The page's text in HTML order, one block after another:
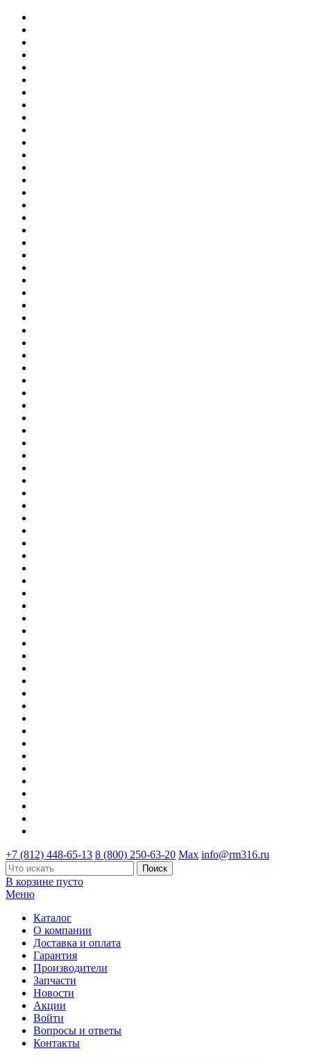
+7 (812) 448-65-13 8 (800) 250-63-20 Max info@rm316.ru
В корзине пусто
Меню
Каталог
О компании
Доставка и оплата
Гарантия
Производители
Запчасти
Новости
Акции
Войти
Вопросы и ответы
Контакты